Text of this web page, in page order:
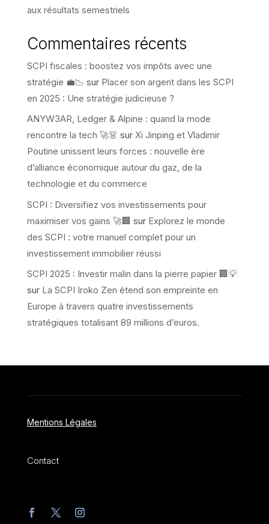
aux résultats semestriels
Commentaires récents
SCPI fiscales : boostez vos impôts avec une
stratégie 💼📉 sur Placer son argent dans les SCPI
en 2025 : Une stratégie judicieuse ?
ANYW3AR, Ledger & Alpine : quand la mode
rencontre la tech 🚀👗 sur Xi Jinping et Vladimir
Poutine unissent leurs forces : nouvelle ère
d’alliance économique autour du gaz, de la
technologie et du commerce
SCPI : Diversifiez vos investissements pour
maximiser vos gains 🚀🏢 sur Explorez le monde
des SCPI : votre manuel complet pour un
investissement immobilier réussi
SCPI 2025 : Investir malin dans la pierre papier 🏢💡
sur La SCPI Iroko Zen étend son empreinte en
Europe à travers quatre investissements
stratégiques totalisant 89 millions d’euros.
Mentions Légales
Contact